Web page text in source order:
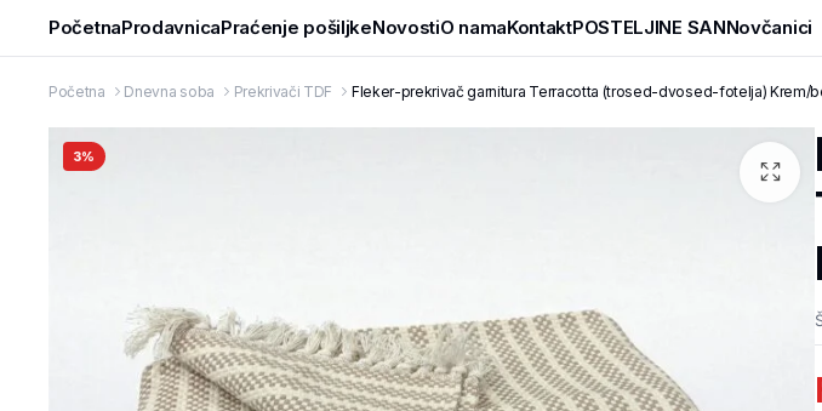
PočetnaProdavnicaPraćenje pošiljkeNovostiO namaKontaktPOSTELJINE SANNovčanici
Početna Dnevna soba Prekrivači TDF Fleker-prekrivač garnitura Terracotta (trosed-dvosed-fotelja) Krem/
3%